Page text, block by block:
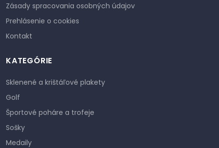
Zásady spracovania osobných údajov
Prehlásenie o cookies
Kontakt
KATEGÓRIE
Sklenené a krištáľové plakety
Golf
Športové poháre a trofeje
Sošky
Medaily